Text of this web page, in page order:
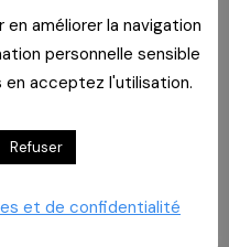
psychosociaux
améliorer la navigation
personnelle sensible
en acceptez l'utilisation.
Refuser
et de confidentialité